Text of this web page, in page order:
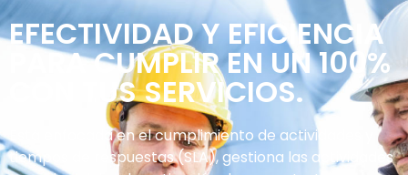
EFECTIVIDAD Y EFICIENCIA
PARA CUMPLIR EN UN 100%
CON TUS SERVICIOS.
Está enfocada en el cumplimiento de actividades y
tiempos de respuestas (SLA), gestiona las actividades